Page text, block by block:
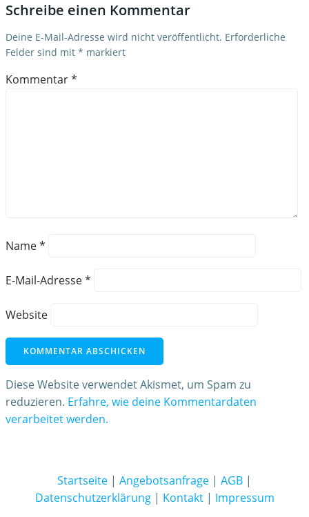
Schreibe einen Kommentar
Deine E-Mail-Adresse wird nicht veröffentlicht. Erforderliche
Felder sind mit * markiert
Kommentar*
Name*
E-Mail-Adresse*
Website
Diese Website verwendet Akismet, um Spam zu
reduzieren. Erfahre, wie deine Kommentardaten
verarbeitet werden.
Startseite | Angebotsanfrage | AGB |
Datenschutzerklärung| Kontakt| Impressum